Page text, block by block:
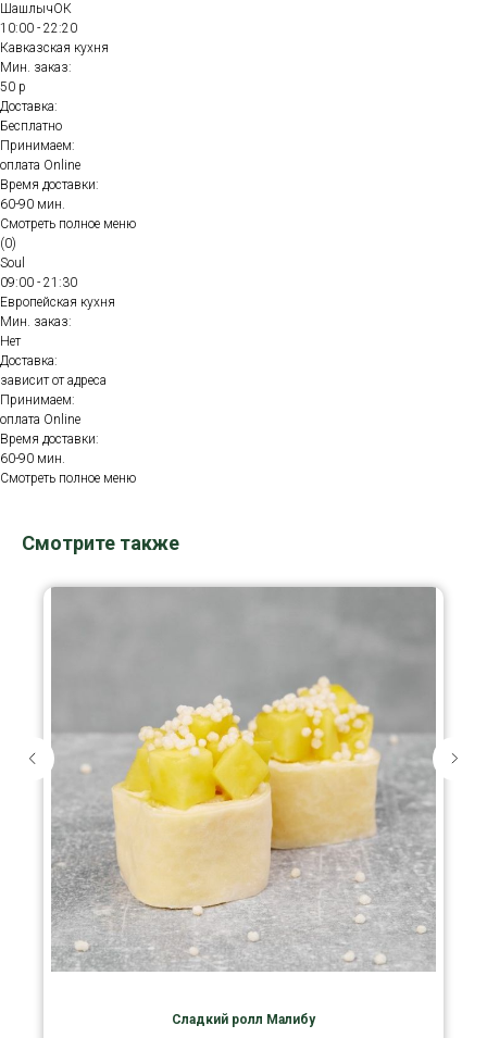
ШашлычОК
10:00 - 22:20
Кавказская кухня
Мин. заказ:
50 р
Доставка:
Бесплатно
Принимаем:
оплата Online
Время доставки:
60-90 мин.
Смотреть полное меню
(0)
Soul
09:00 - 21:30
Европейская кухня
Мин. заказ:
Нет
Доставка:
зависит от адреса
Принимаем:
оплата Online
Время доставки:
60-90 мин.
Смотреть полное меню
Смотрите также
Сладкий ролл Малибу